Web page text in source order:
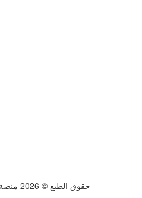
حقوق الطبع © 2026 منصة المدرسة الذكية الفلسطينية